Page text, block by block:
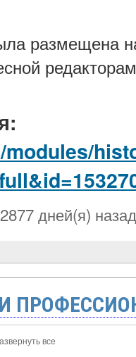
размещена
2877 дней(я) назад
все